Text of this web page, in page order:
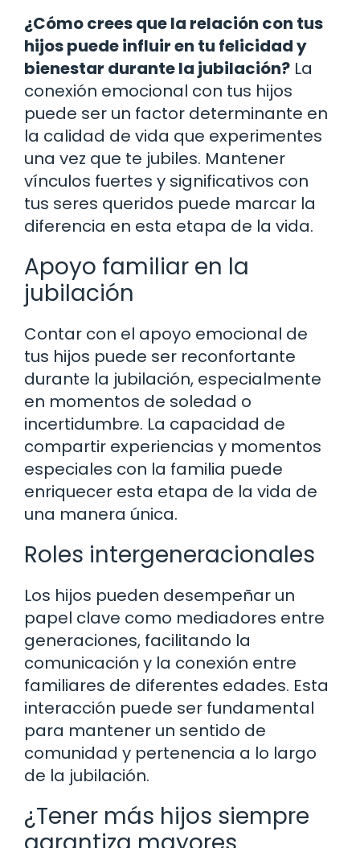
¿Cómo crees que la relación con tus
hijos puede influir en tu felicidad y
bienestar durante la jubilación? La
conexión emocional con tus hijos
puede ser un factor determinante en
la calidad de vida que experimentes
una vez que te jubiles. Mantener
vínculos fuertes y significativos con
tus seres queridos puede marcar la
diferencia en esta etapa de la vida.
Apoyo familiar en la
jubilación
Contar con el apoyo emocional de
tus hijos puede ser reconfortante
durante la jubilación, especialmente
en momentos de soledad o
incertidumbre. La capacidad de
compartir experiencias y momentos
especiales con la familia puede
enriquecer esta etapa de la vida de
una manera única.
Roles intergeneracionales
Los hijos pueden desempeñar un
papel clave como mediadores entre
generaciones, facilitando la
comunicación y la conexión entre
familiares de diferentes edades. Esta
interacción puede ser fundamental
para mantener un sentido de
comunidad y pertenencia a lo largo
de la jubilación.
¿Tener más hijos siempre